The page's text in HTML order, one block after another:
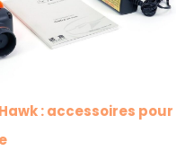
: accessoires pour